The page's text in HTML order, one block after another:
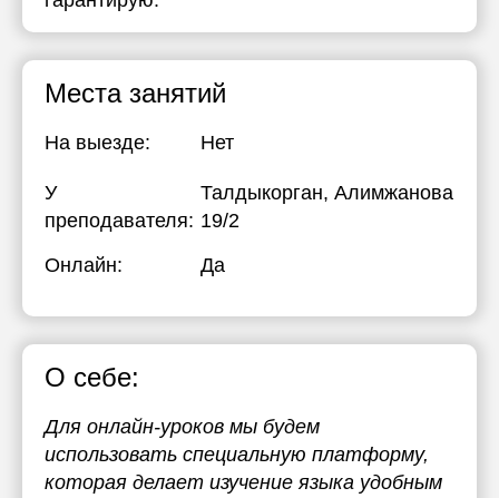
Места занятий
На выезде: Нет
У
преподавателя:
Талдыкорган, Алимжанова
19/2
Онлайн:
Да
О себе:
Для онлайн-уроков мы будем
использовать специальную платформу,
которая делает изучение языка удобным